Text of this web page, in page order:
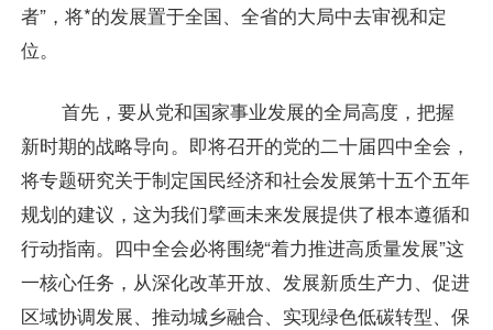
者”，将*的发展置于全国、全省的大局中去审视和定
位。
首先，要从党和国家事业发展的全局高度，把握
新时期的战略导向。即将召开的党的二十届四中全会，
将专题研究关于制定国民经济和社会发展第十五个五年
规划的建议，这为我们擘画未来发展提供了根本遵循和
行动指南。四中全会必将围绕“着力推进高质量发展”这
一核心任务，从深化改革开放、发展新质生产力、促进
区域协调发展、推动城乡融合、实现绿色低碳转型、保